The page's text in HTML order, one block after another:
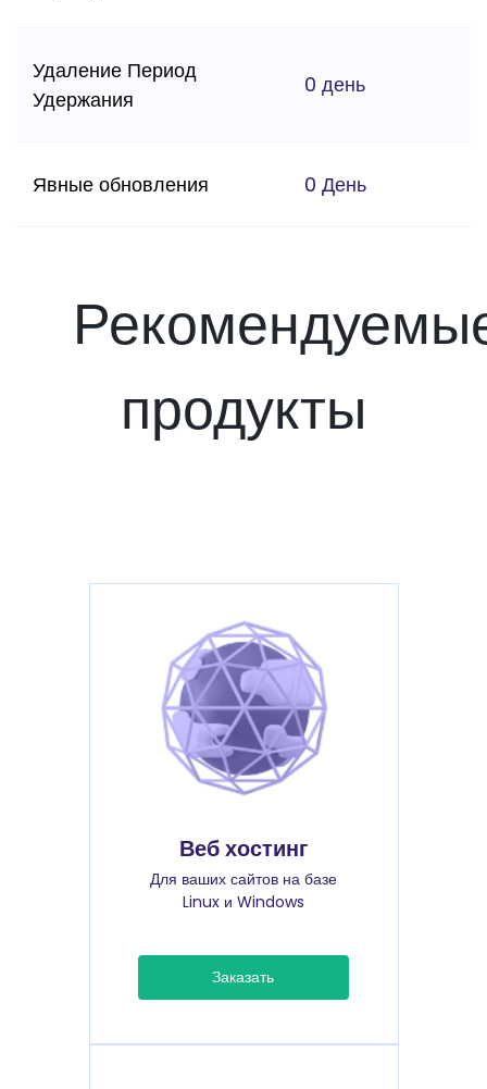
Удаление Период
Удержания
0 день
Явные обновления 0 День
продукты
Веб хостинг
Для ваших сайтов на базе
Linux и Windows
Заказать